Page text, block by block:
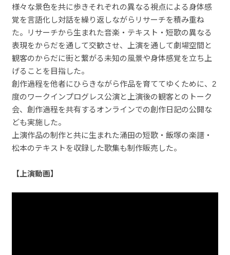
様々な景色を共に歩きそれぞれの異なる視点による身体感
覚を言語化し対話を繰り返しながらリサーチを積み重ね
た。リサーチから生まれた音楽・テキスト・短歌の異なる
表現をからだを通して交歓させ、上演を通して劇場空間と
観客のからだに街と繋がる未知の風景や身体感覚を立ち上
げることを目指した。
創作過程を他者にひらきながら作品を育ててゆくために、2
度のワークインプログレス公演と上演後の観客とのトーク
会、創作過程を共有するオンラインでの創作日記の公開な
ども実施した。
上演作品の制作と共に生まれた涌田の短歌・飯塚の楽譜・
松本のテキストを収録した歌集も制作販売した。
【上演動画】